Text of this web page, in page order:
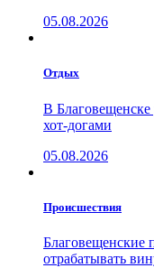
05.08.2026
Отдых
В Благовещенске
хот-догами
05.08.2026
Проиcшествия
Благовещенские
отрабатывать